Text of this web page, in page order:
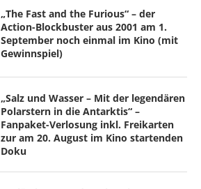
„The Fast and the Furious“ – der
Action-Blockbuster aus 2001 am 1.
September noch einmal im Kino (mit
Gewinnspiel)
„Salz und Wasser – Mit der legendären
Polarstern in die Antarktis“ –
Fanpaket-Verlosung inkl. Freikarten
zur am 20. August im Kino startenden
Doku